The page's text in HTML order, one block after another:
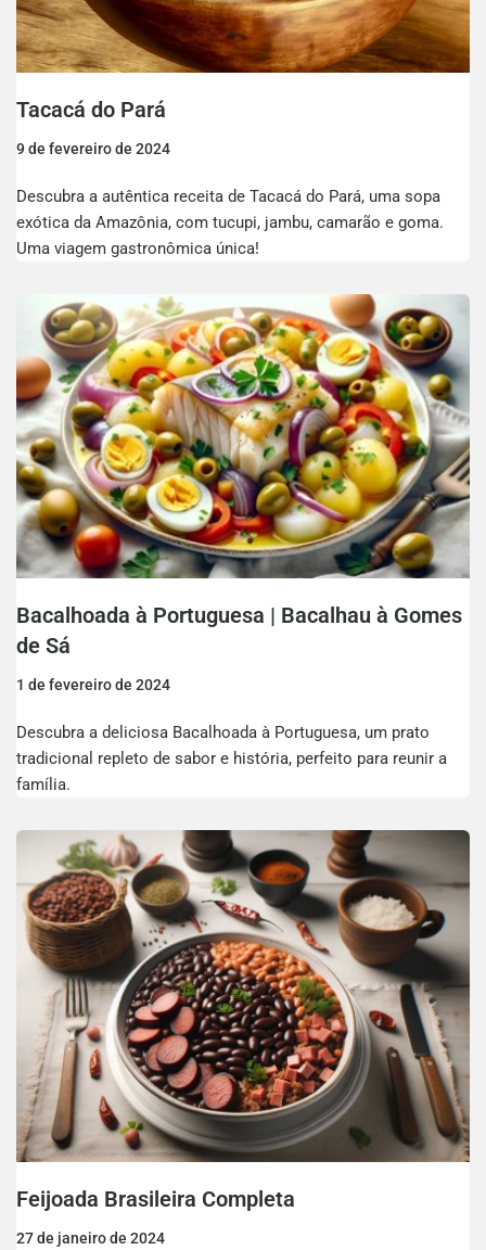
Tacacá do Pará
9 de fevereiro de 2024
Descubra a autêntica receita de Tacacá do Pará, uma sopa
exótica da Amazônia, com tucupi, jambu, camarão e goma.
Uma viagem gastronômica única!
Bacalhoada à Portuguesa | Bacalhau à Gomes
de Sá
1 de fevereiro de 2024
Descubra a deliciosa Bacalhoada à Portuguesa, um prato
tradicional repleto de sabor e história, perfeito para reunir a
família.
Feijoada Brasileira Completa
27 de janeiro de 2024